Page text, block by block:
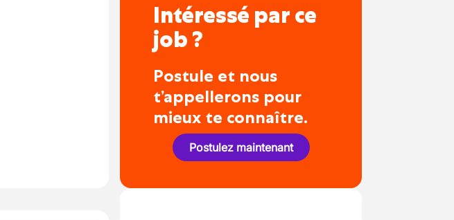
Intéressé par ce
job ?
Postule et nous
t’appellerons pour
mieux te connaître.
Postulez maintenant